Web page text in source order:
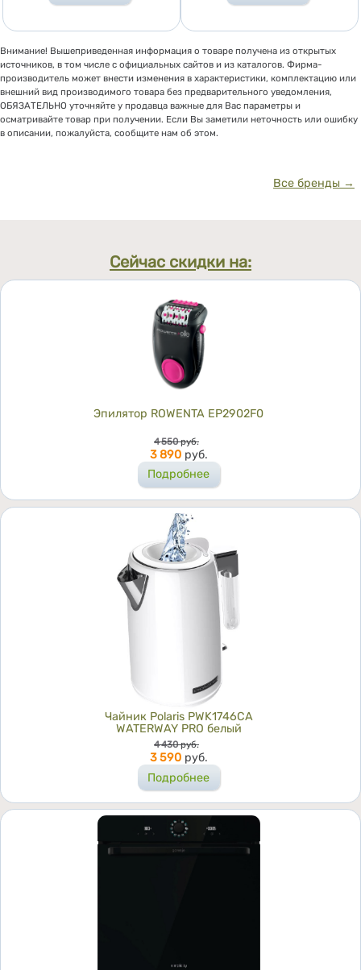
Внимание! Вышеприведенная информация о товаре получена из открытых
источников, в том числе с официальных сайтов и из каталогов. Фирма-
производитель может внести изменения в характеристики, комплектацию или
внешний вид производимого товара без предварительного уведомления,
ОБЯЗАТЕЛЬНО уточняйте у продавца важные для Вас параметры и
осматривайте товар при получении. Если Вы заметили неточность или ошибку
в описании, пожалуйста, сообщите нам об этом.
Все бренды →
Сейчас скидки на:
Эпилятор ROWENTA EP2902F0
Цена
4 550 руб.
3 890 руб.
Подробнее
Чайник Polaris PWK1746CA
WATERWAY PRO белый
Цена
4 430 руб.
3 590 руб.
Подробнее